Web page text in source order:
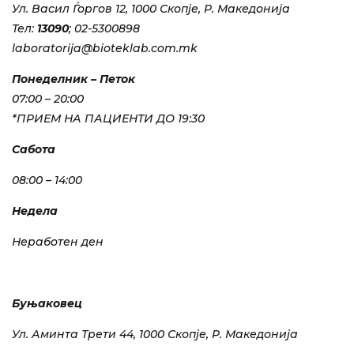
Ул. Васил Ѓоргов 12, 1000 Скопје, Р. Македонија
Тел: 13090; 02-5300898
laboratorija@bioteklab.com.mk
Понеделник – Петок
07:00 – 20:00
*ПРИЕМ НА ПАЦИЕНТИ ДО 19:30
Сабота
08:00 – 14:00
Недела
Неработен ден
Буњаковец
Ул. Аминта Трети 44, 1000 Скопје, Р. Македонија